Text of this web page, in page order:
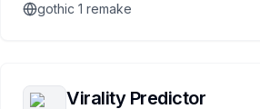
gothic 1 remake
Virality Predictor